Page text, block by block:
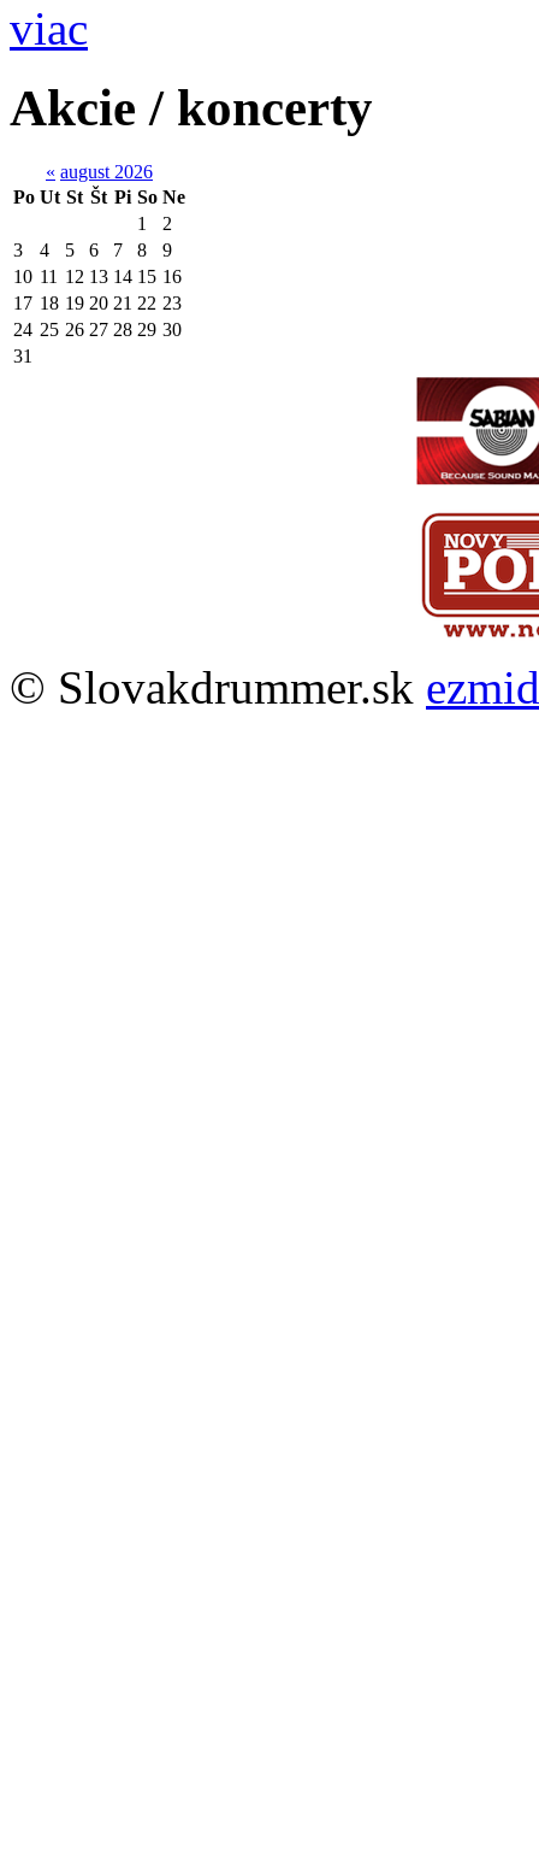
viac
Akcie / koncerty
« august 2026
Po Ut St Št Pi So Ne
1
2
3
4 5 6 7 8
9
10 11 12 13 14 15 16
17 18 19 20 21 22 23
24 25 26 27 28 29 30
31
© Slovakdrummer.sk